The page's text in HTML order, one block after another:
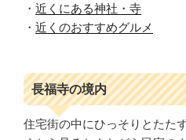
・ 近くにある神社・寺
・ 近くのおすすめグルメ
長福寺の境内
住宅街の中にひっそりとたた